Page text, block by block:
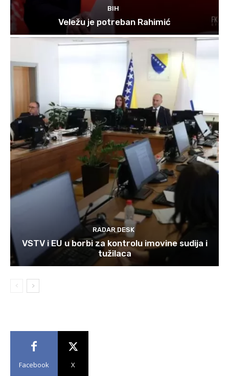
BIH
Veležu je potreban Rahimić
RADAR DESK
VSTV i EU u borbi za kontrolu imovine sudija i
tužilaca
Facebook X